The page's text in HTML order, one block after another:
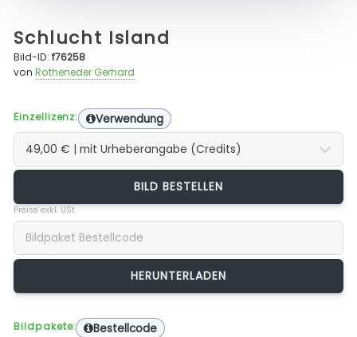
Schlucht Island
Bild-ID:f76258
vonRotheneder Gerhard
Einzellizenz: Verwendung
BILD BESTELLEN
Preise exkl. USt.
Bildpakete: Bestellcode